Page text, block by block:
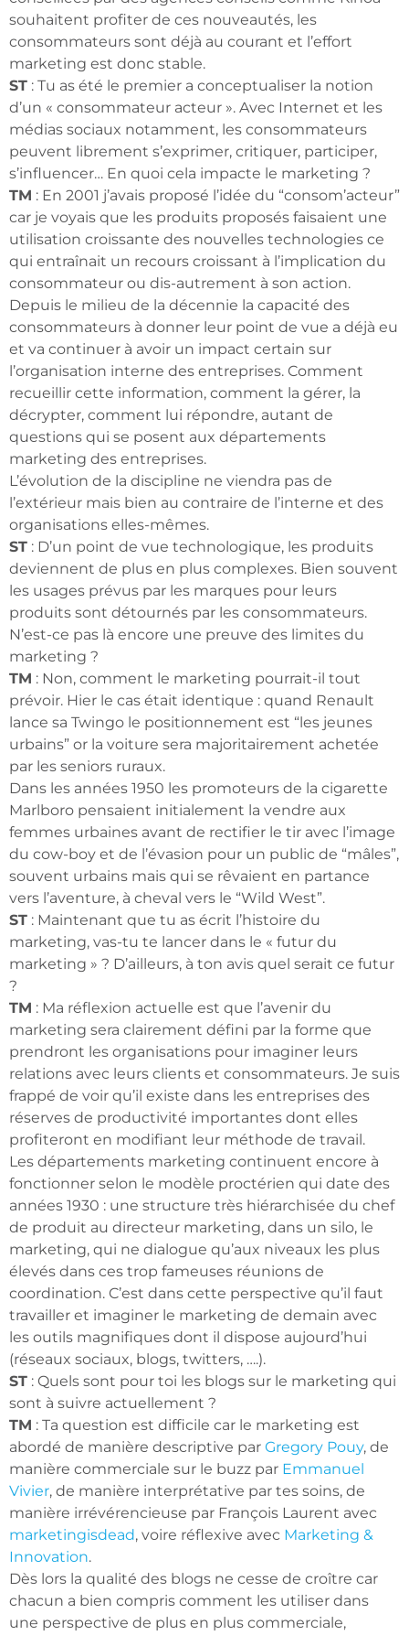
souhaitent profiter de ces nouveautés, les
consommateurs sont déjà au courant et l’effort
marketing est donc stable.
ST : Tu as été le premier a conceptualiser la notion
d’un « consommateur acteur ». Avec Internet et les
médias sociaux notamment, les consommateurs
peuvent librement s’exprimer, critiquer, participer,
s’influencer… En quoi cela impacte le marketing ?
TM : En 2001 j’avais proposé l’idée du “consom’acteur”
car je voyais que les produits proposés faisaient une
utilisation croissante des nouvelles technologies ce
qui entraînait un recours croissant à l’implication du
consommateur ou dis-autrement à son action.
Depuis le milieu de la décennie la capacité des
consommateurs à donner leur point de vue a déjà eu
et va continuer à avoir un impact certain sur
l’organisation interne des entreprises. Comment
recueillir cette information, comment la gérer, la
décrypter, comment lui répondre, autant de
questions qui se posent aux départements
marketing des entreprises.
L’évolution de la discipline ne viendra pas de
l’extérieur mais bien au contraire de l’interne et des
organisations elles-mêmes.
ST : D’un point de vue technologique, les produits
deviennent de plus en plus complexes. Bien souvent
les usages prévus par les marques pour leurs
produits sont détournés par les consommateurs.
N’est-ce pas là encore une preuve des limites du
marketing ?
TM : Non, comment le marketing pourrait-il tout
prévoir. Hier le cas était identique : quand Renault
lance sa Twingo le positionnement est “les jeunes
urbains” or la voiture sera majoritairement achetée
par les seniors ruraux.
Dans les années 1950 les promoteurs de la cigarette
Marlboro pensaient initialement la vendre aux
femmes urbaines avant de rectifier le tir avec l’image
du cow-boy et de l’évasion pour un public de “mâles”,
souvent urbains mais qui se rêvaient en partance
vers l’aventure, à cheval vers le “Wild West”.
ST : Maintenant que tu as écrit l’histoire du
marketing, vas-tu te lancer dans le « futur du
marketing » ? D’ailleurs, à ton avis quel serait ce futur
?
TM : Ma réflexion actuelle est que l’avenir du
marketing sera clairement défini par la forme que
prendront les organisations pour imaginer leurs
relations avec leurs clients et consommateurs. Je suis
frappé de voir qu’il existe dans les entreprises des
réserves de productivité importantes dont elles
profiteront en modifiant leur méthode de travail.
Les départements marketing continuent encore à
fonctionner selon le modèle proctérien qui date des
années 1930 : une structure très hiérarchisée du chef
de produit au directeur marketing, dans un silo, le
marketing, qui ne dialogue qu’aux niveaux les plus
élevés dans ces trop fameuses réunions de
coordination. C’est dans cette perspective qu’il faut
travailler et imaginer le marketing de demain avec
les outils magnifiques dont il dispose aujourd’hui
(réseaux sociaux, blogs, twitters, ….).
ST : Quels sont pour toi les blogs sur le marketing qui
sont à suivre actuellement ?
TM : Ta question est difficile car le marketing est
abordé de manière descriptive par Gregory Pouy, de
manière commerciale sur le buzz par Emmanuel
Vivier, de manière interprétative par tes soins, de
manière irrévérencieuse par François Laurent avec
marketingisdead, voire réflexive avec Marketing &
Innovation.
Dès lors la qualité des blogs ne cesse de croître car
chacun a bien compris comment les utiliser dans
une perspective de plus en plus commerciale,